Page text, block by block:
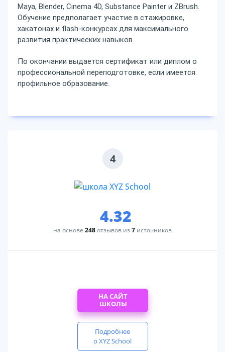
Maya, Blender, Cinema 4D, Substance Painter и ZBrush.
Обучение предполагает участие в стажировке,
хакатонах и flash-конкурсах для максимального
развития практических навыков.
По окончании выдается сертификат или диплом о
профессиональной переподготовке, если имеется
профильное образование.
4
4.32
на основе 248отзывов из 7 источников
НА САЙТ
ШКОЛЫ
Подробнее
о XYZ School